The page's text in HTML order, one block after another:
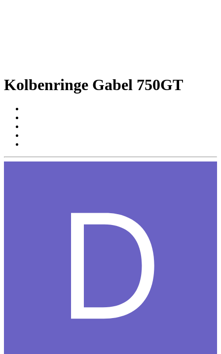
Kolbenringe Gabel 750GT